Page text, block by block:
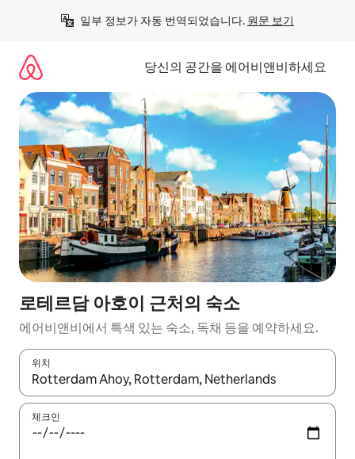
일부 정보가 자동 번역되었습니다. 원문 보기
당신의 공간을 에어비앤비하세요
로테르담 아호이 근처의 숙소
에어비앤비에서 특색 있는 숙소, 독채 등을 예약하세요.
위치
결과가 나오면 위·아래 화살표 키를 사용하거나 터치 또는 스와이
체크인